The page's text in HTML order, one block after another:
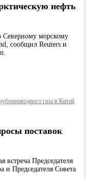
нефть
морскому
сообщил Reuters и
поставок
встреча Председателя
Председателя Совета